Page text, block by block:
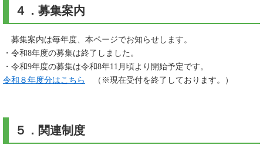
４．募集案内
募集案内は毎年度、本ページでお知らせします。​
・令和8年度の募集は終了しました。​
・令和9年度の募集は令和8年11月頃より開始予定です。
令和８年度分はこちら
（※現在受付を終了しております。）
５．関連制度